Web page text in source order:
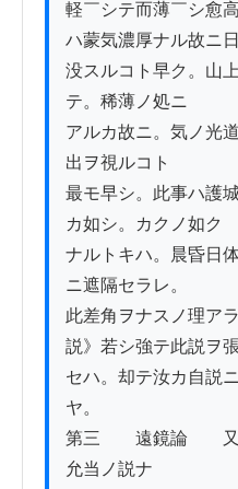
軽￣シテ而薄￣シ愈
ハ蒙気濃厚ナル故ニ日
没スルコト早ク。山
テ。稀薄ノ処ニ
アルカ故ニ。気ノ光
出ヲ視ルコト
最モ早シ。此事ハ護
カ如シ。カクノ如ク
ナルトキハ。晨昏日
ニ遮隔セラレ。
此差角ヲナスノ理ア
説》若シ強テ此説ヲ
セハ。却テ汝カ自説
ヤ。
第三　　遠鏡論　　
允当ノ説ナ